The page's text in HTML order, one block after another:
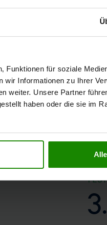
Funktionen für soziale
wir Informationen zu Ihrer
weiter. Unsere Partner
haben oder die sie im
und